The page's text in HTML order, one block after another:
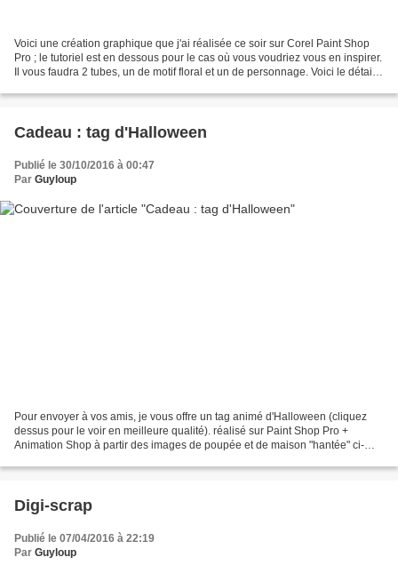
Voici une création graphique que j'ai réalisée ce soir sur Corel Paint Shop
Pro ; le tutoriel est en dessous pour le cas où vous voudriez vous en inspirer.
Il vous faudra 2 tubes, un de motif floral et un de personnage. Voici le détail
Cadeau : tag d'Halloween
Publié le 30/10/2016 à 00:47
Par Guyloup
Pour envoyer à vos amis, je vous offre un tag animé d'Halloween (cliquez
dessus pour le voir en meilleure qualité). réalisé sur Paint Shop Pro +
Animation Shop à partir des images de poupée et de maison "hantée" ci-
Digi-scrap
Publié le 07/04/2016 à 22:19
Par Guyloup